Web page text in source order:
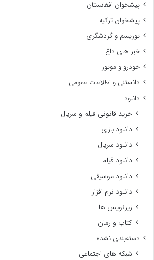
پیشخوان افغانستان
پیشخوان ترکیه
توریسم و گردشگری
خبر های داغ
خودرو و موتور
دانستنی و اطلاعات عمومی
دانلود
خرید قانونی فیلم و سریال
دانلود بازی
دانلود سریال
دانلود فیلم
دانلود موسیقی
دانلود نرم افزار
زیرنویس ها
کتاب و رمان
دسته‌بندی نشده
شبکه های اجتماعی